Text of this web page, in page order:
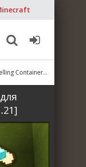
для Майнкрафт [1.21.1, 1.21]